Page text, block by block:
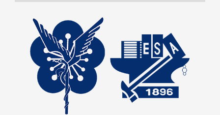
管理者登入